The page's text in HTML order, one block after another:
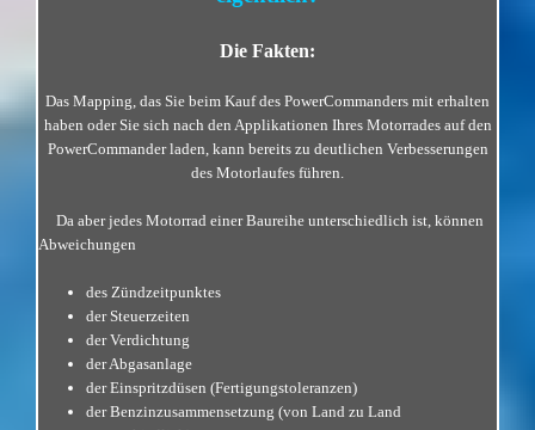
Die Fakten:
Das Mapping, das Sie beim Kauf des PowerCommanders mit erhalten
haben oder Sie sich nach den Applikationen Ihres Motorrades auf den
PowerCommander laden, kann bereits zu deutlichen Verbesserungen
des Motorlaufes führen.
Da aber jedes Motorrad einer Baureihe unterschiedlich ist, können
Abweichungen
des Zündzeitpunktes
der Steuerzeiten
der Verdichtung
der Abgasanlage
der Einspritzdüsen (Fertigungstoleranzen)
der Benzinzusammensetzung (von Land zu Land